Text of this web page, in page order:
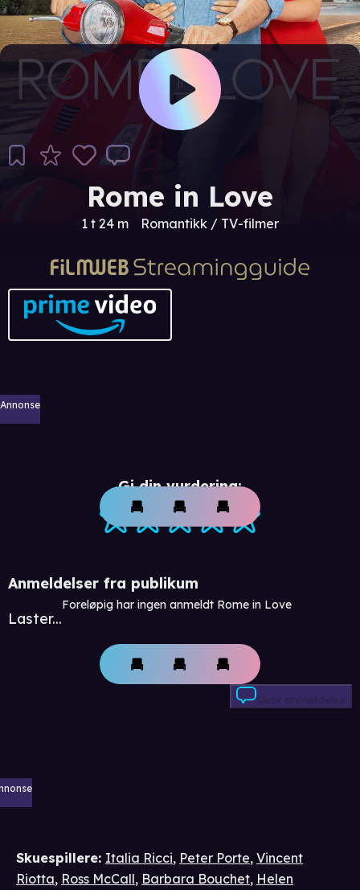
Rome in Love
1 t 24 m Romantikk / TV-filmer
Annonse
Gi din vurdering:
Anmeldelser fra publikum
Laster...
Foreløpig har ingen anmeldt Rome in Love
Skriv anmeldelse
Skuespillere: Italia Ricci, Peter Porte, Vincent
Riotta, Ross McCall, Barbara Bouchet, Helen